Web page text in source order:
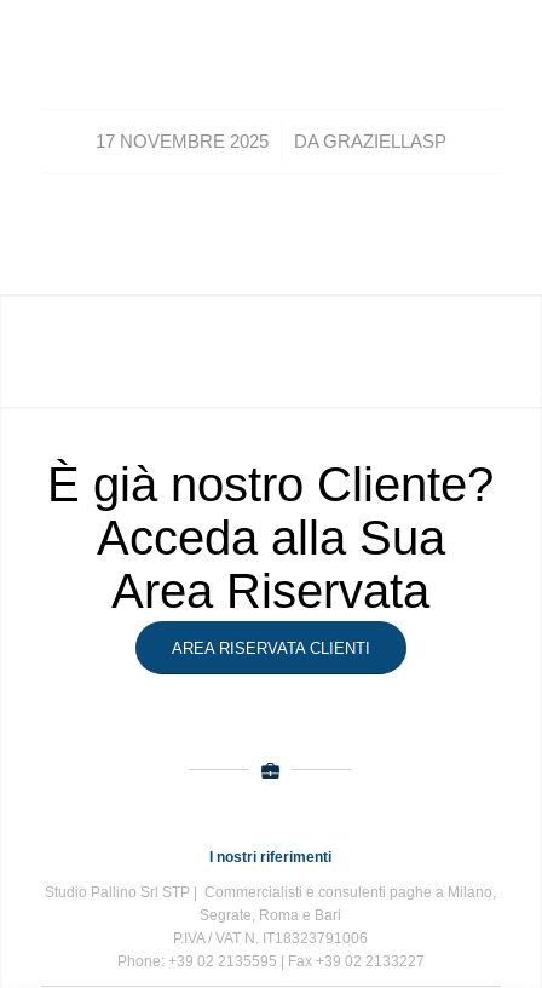
17 NOVEMBRE 2025
/ DAGRAZIELLASP
È già nostro Cliente?
Acceda alla Sua
Area Riservata
AREA RISERVATA CLIENTI
I nostri riferimenti
Studio Pallino Srl STP | Commercialisti e consulenti paghe a Milano,
Segrate, Roma e Bari
P.IVA / VAT N. IT18323791006
Phone: +39 02 2135595 | Fax +39 02 2133227